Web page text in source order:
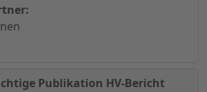
Publikation HV-Bericht